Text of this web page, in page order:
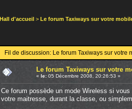
Hall d'accueil > Le forum Taxiways sur votre
Fil de discussion: Le forum Taxiways sur votre
Le forum Taxiways sur votre
« le: 05 Décembre 2008, 20:26:53 »
Ce forum possède un mode Wireless si
votre maitresse, durant la classe, ou